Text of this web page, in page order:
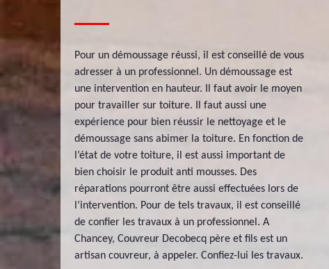
Pour un démoussage réussi, il est conseillé de vous
adresser à un professionnel. Un démoussage est
une intervention en hauteur. Il faut avoir le moyen
pour travailler sur toiture. Il faut aussi une
expérience pour bien réussir le nettoyage et le
démoussage sans abimer la toiture. En fonction de
l’état de votre toiture, il est aussi important de
bien choisir le produit anti mousses. Des
réparations pourront être aussi effectuées lors de
l’intervention. Pour de tels travaux, il est conseillé
de confier les travaux à un professionnel. A
Chancey, Couvreur Decobecq père et fils est un
artisan couvreur, à appeler. Confiez-lui les travaux.